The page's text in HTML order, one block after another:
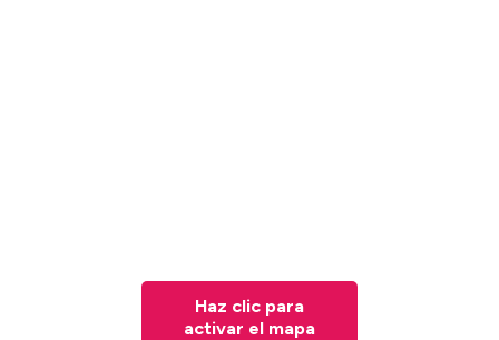
Haz clic para
activar el mapa